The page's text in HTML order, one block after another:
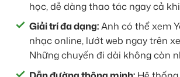
học, dễ dàng thao tác ngay cả
Giải trí đa dạng:Anh có thể xem
nhạc online, lướt web ngay trên
Những chuyến đi dài không còn